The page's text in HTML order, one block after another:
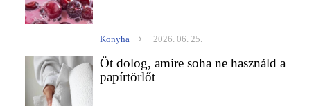
Konyha 2026. 06. 25.
Öt dolog, amire soha ne használd a
papírtörlőt